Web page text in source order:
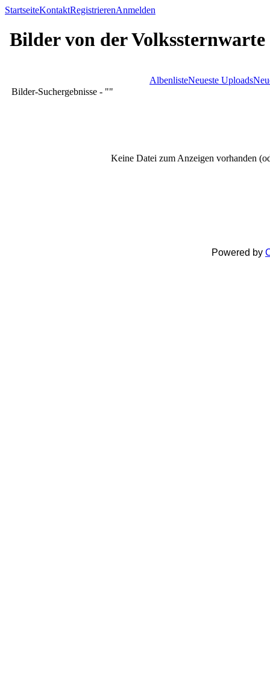
StartseiteKontaktRegistrierenAnmelden
Bilder von der Volkssternwarte
AlbenlisteNeueste Uploads
Bilder-Suchergebnisse - ""
Keine Datei zum Anzeigen vorhanden
Powered by